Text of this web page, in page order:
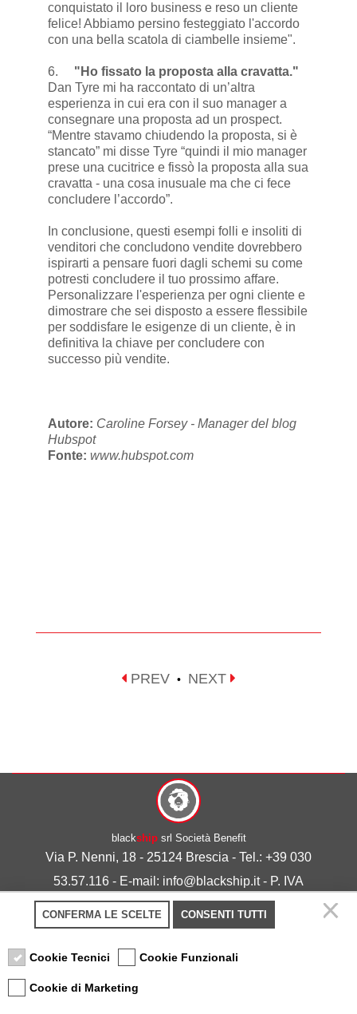
conquistato il loro business e reso un cliente
felice! Abbiamo persino festeggiato l'accordo
con una bella scatola di ciambelle insieme".
6.
"Ho fissato la proposta alla cravatta."
Dan Tyre mi ha raccontato di un’altra
esperienza in cui era con il suo manager a
consegnare una proposta ad un prospect.
“Mentre stavamo chiudendo la proposta, si è
stancato” mi disse Tyre “quindi il mio manager
prese una cucitrice e fissò la proposta alla sua
cravatta - una cosa inusuale ma che ci fece
concludere l’accordo”.
In conclusione, questi esempi folli e insoliti di
venditori che concludono vendite dovrebbero
ispirarti a pensare fuori dagli schemi su come
potresti concludere il tuo prossimo affare.
Personalizzare l'esperienza per ogni cliente e
dimostrare che sei disposto a essere flessibile
per soddisfare le esigenze di un cliente, è in
definitiva la chiave per concludere con
successo più vendite.
Autore: Caroline Forsey - Manager del blog
Hubspot
Fonte: www.hubspot.com
PREV • NEXT
blackshipsrl Società Benefit
Via P. Nenni, 18 - 25124 Brescia - Tel.: +39 030
53.57.116 - E-mail: info@blackship.it - P. IVA
03492980986
Privacy policy-Cookie policy
CONFERMA LE SCELTE CONSENTI TUTTI
Cookie Tecnici Cookie Funzionali
Cookie di Marketing